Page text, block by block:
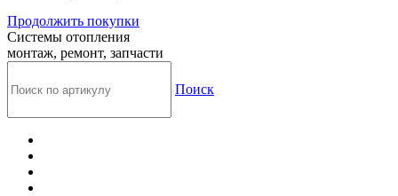
Продолжить покупки
Системы отопления
монтаж, ремонт, запчасти
Поиск